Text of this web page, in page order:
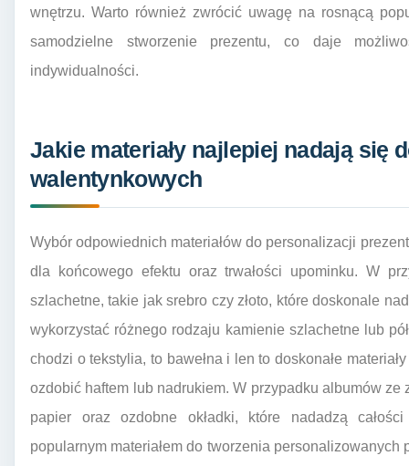
wnętrzu. Warto również zwrócić uwagę na rosnącą
samodzielne stworzenie prezentu, co daje
indywidualności.
Jakie materiały najlepiej nadają się
walentynkowych
Wybór odpowiednich materiałów do personalizacji
dla końcowego efektu oraz trwałości upominku. W
szlachetne, takie jak srebro czy złoto, które doskonale
wykorzystać różnego rodzaju kamienie szlachetne lub
chodzi o tekstylia, to bawełna i len to doskonałe
ozdobić haftem lub nadrukiem. W przypadku albumów
papier oraz ozdobne okładki, które nadadzą
popularnym materiałem do tworzenia